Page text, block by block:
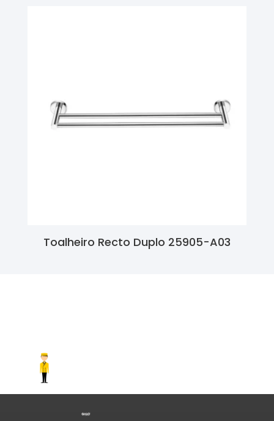
Toalheiro Recto Duplo 25905-A03